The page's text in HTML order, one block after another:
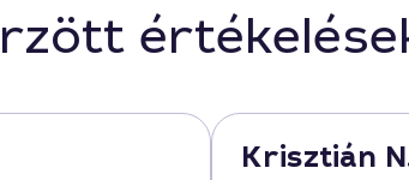
Krisztián